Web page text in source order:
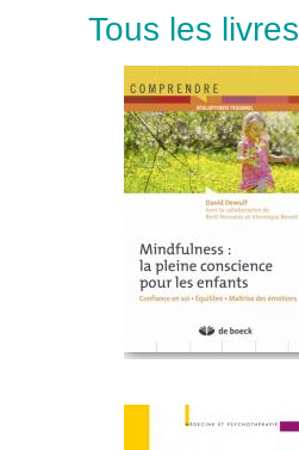
Tous les livres